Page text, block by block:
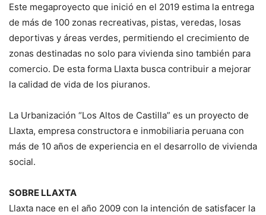
Este megaproyecto que inició en el 2019 estima la entrega
de más de 100 zonas recreativas, pistas, veredas, losas
deportivas y áreas verdes, permitiendo el crecimiento de
zonas destinadas no solo para vivienda sino también para
comercio. De esta forma Llaxta busca contribuir a mejorar
la calidad de vida de los piuranos.
La Urbanización “Los Altos de Castilla” es un proyecto de
Llaxta, empresa constructora e inmobiliaria peruana con
más de 10 años de experiencia en el desarrollo de vivienda
social.
SOBRE LLAXTA
Llaxta nace en el año 2009 con la intención de satisfacer la